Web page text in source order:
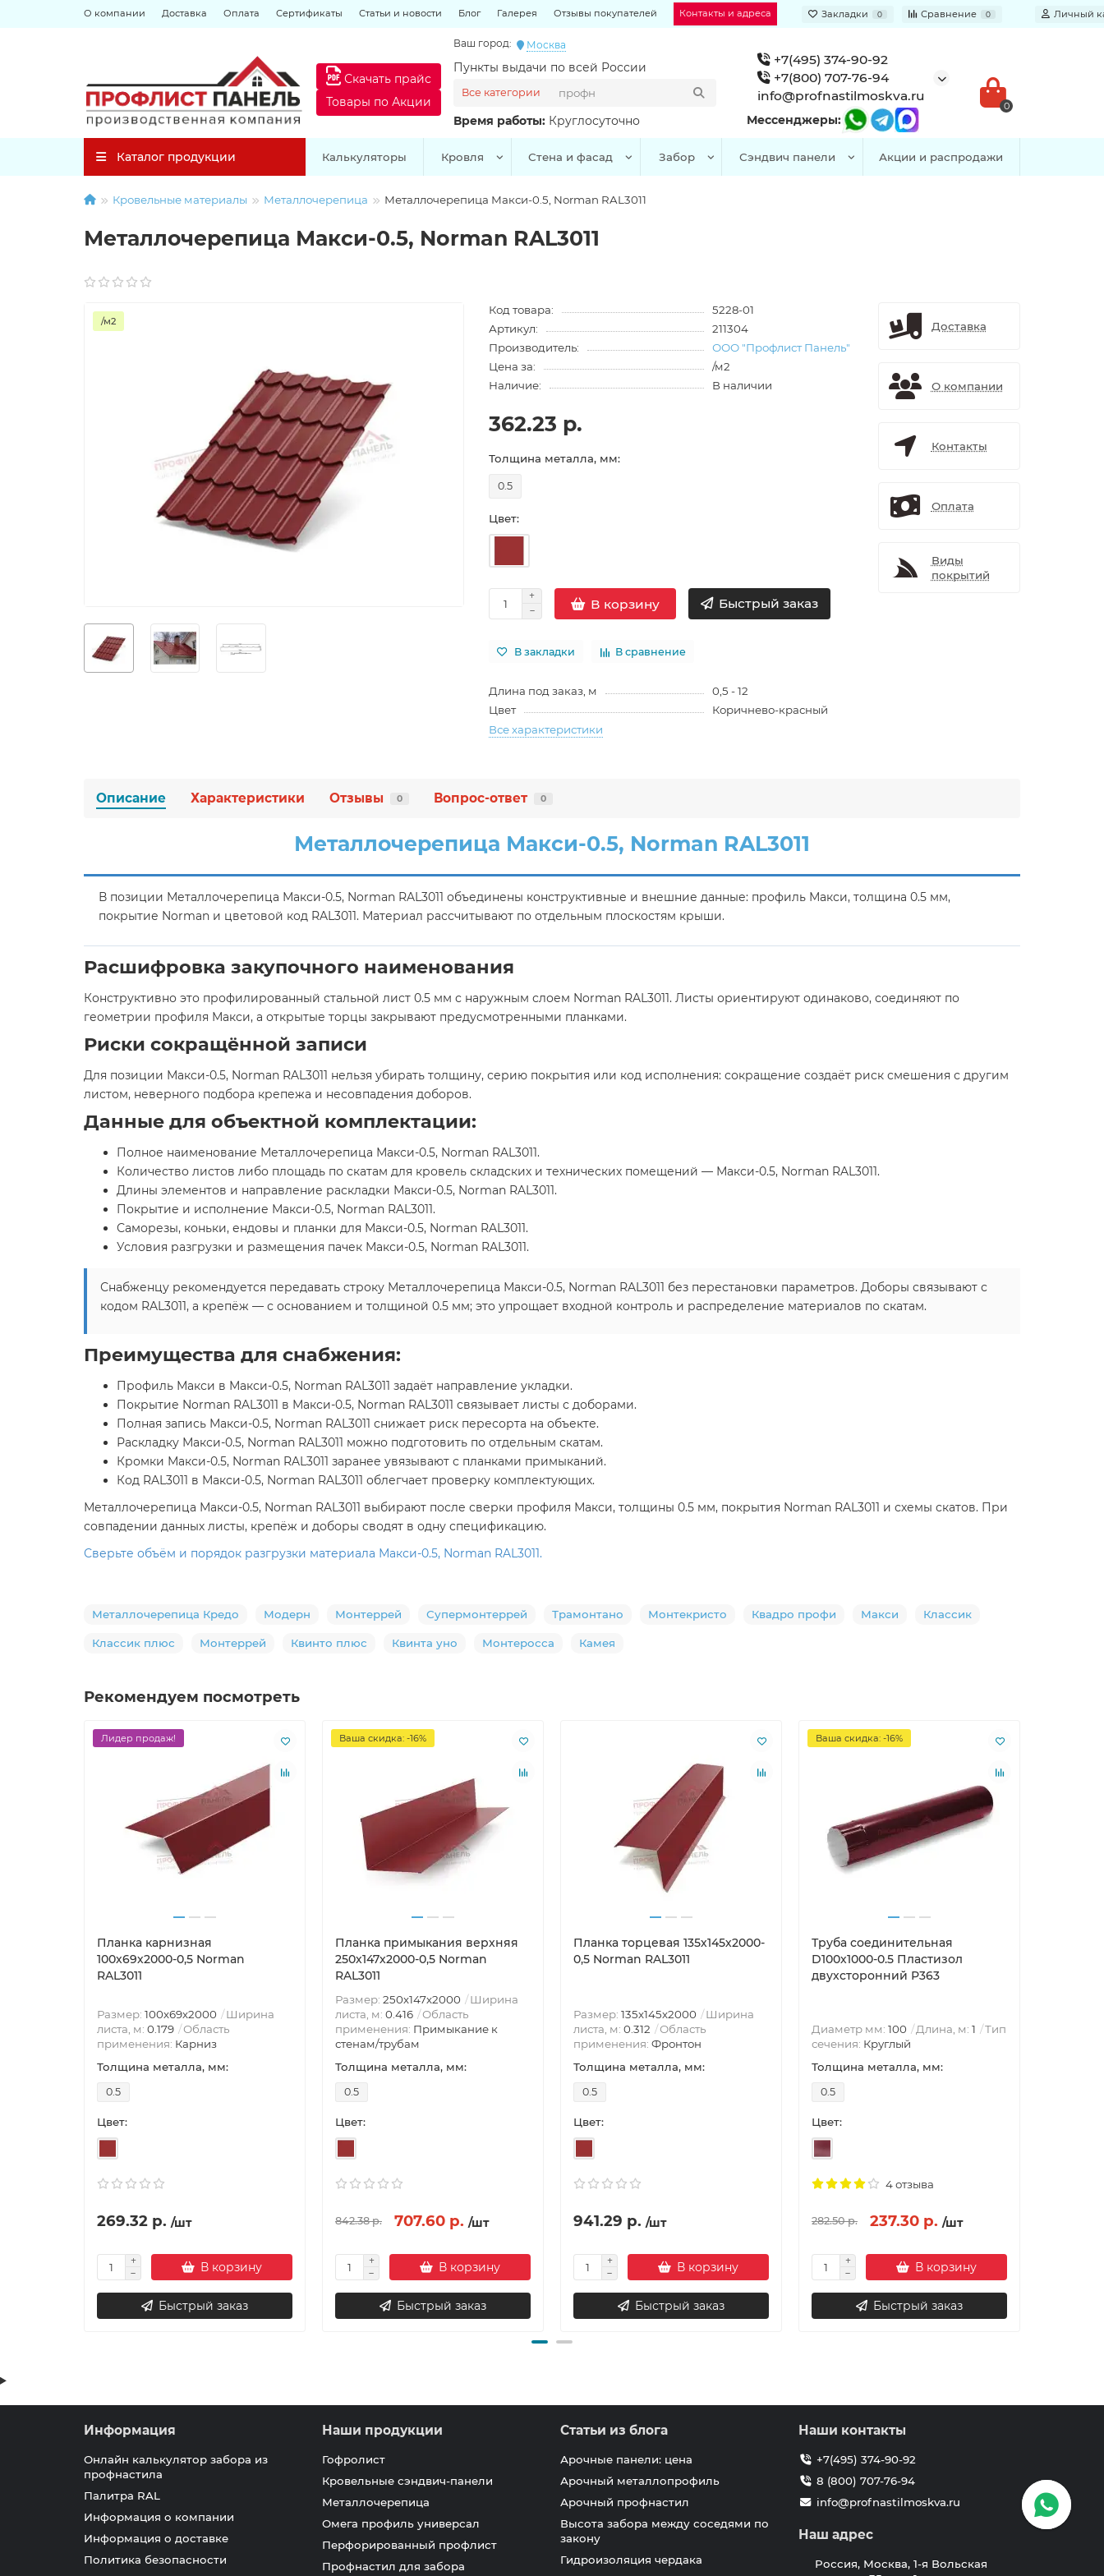
О компании Доставка Оплата Сертификаты Статьи и новости Блог Галерея Отзывы покупателей Контакты и адреса Закладки 0 Сравнение 0 Личный
Ваш город: Москва
Пункты выдачи по всей России
Время работы: Круглосуточно
Все категории
Скачать прайс
Товары по Акции
+7(495) 374-90-92
+7(800) 707-76-94
info@profnastilmoskva.ru
Мессенджеры:
0
Каталог продукции Калькуляторы Кровля Стена и фасад Забор Сэндвич панели Акции и распродажи
Кровельные материалы Металлочерепица Металлочерепица Макси-0.5, Norman RAL3011
Металлочерепица Макси-0.5, Norman RAL3011
/м2
Код товара:
5228-01
Артикул:
211304
Производитель:
ООО "Профлист Панель"
Цена за:
/м2
Наличие:
В наличии
362.23 р.
Толщина металла, мм:
0.5
Цвет:
В корзину Быстрый заказ
В закладки В сравнение
Длина под заказ, м
0,5 - 12
Цвет
Коричнево-красный
Все характеристики
Доставка
О компании
Контакты
Оплата
Виды
покрытий
Описание Характеристики Отзывы 0 Вопрос-ответ 0
Металлочерепица Макси-0.5, Norman RAL3011
В позиции Металлочерепица Макси-0.5, Norman RAL3011 объединены конструктивные и внешние данные: профиль Макси, толщина 0.5 мм,
покрытие Norman и цветовой код RAL3011. Материал рассчитывают по отдельным плоскостям крыши.
Расшифровка закупочного наименования
Конструктивно это профилированный стальной лист 0.5 мм с наружным слоем Norman RAL3011. Листы ориентируют одинаково, соединяют по
геометрии профиля Макси, а открытые торцы закрывают предусмотренными планками.
Риски сокращённой записи
Для позиции Макси-0.5, Norman RAL3011 нельзя убирать толщину, серию покрытия или код исполнения: сокращение создаёт риск смешения с другим
листом, неверного подбора крепежа и несовпадения доборов.
Данные для объектной комплектации:
Полное наименование Металлочерепица Макси-0.5, Norman RAL3011.
Количество листов либо площадь по скатам для кровель складских и технических помещений — Макси-0.5, Norman RAL3011.
Длины элементов и направление раскладки Макси-0.5, Norman RAL3011.
Покрытие и исполнение Макси-0.5, Norman RAL3011.
Саморезы, коньки, ендовы и планки для Макси-0.5, Norman RAL3011.
Условия разгрузки и размещения пачек Макси-0.5, Norman RAL3011.
Снабженцу рекомендуется передавать строку Металлочерепица Макси-0.5, Norman RAL3011 без перестановки параметров. Доборы связывают с
кодом RAL3011, а крепёж — с основанием и толщиной 0.5 мм; это упрощает входной контроль и распределение материалов по скатам.
Преимущества для снабжения:
Профиль Макси в Макси-0.5, Norman RAL3011 задаёт направление укладки.
Покрытие Norman RAL3011 в Макси-0.5, Norman RAL3011 связывает листы с доборами.
Полная запись Макси-0.5, Norman RAL3011 снижает риск пересорта на объекте.
Раскладку Макси-0.5, Norman RAL3011 можно подготовить по отдельным скатам.
Кромки Макси-0.5, Norman RAL3011 заранее увязывают с планками примыканий.
Код RAL3011 в Макси-0.5, Norman RAL3011 облегчает проверку комплектующих.
Металлочерепица Макси-0.5, Norman RAL3011 выбирают после сверки профиля Макси, толщины 0.5 мм, покрытия Norman RAL3011 и схемы скатов. При
совпадении данных листы, крепёж и доборы сводят в одну спецификацию.
Сверьте объём и порядок разгрузки материала Макси-0.5, Norman RAL3011.
Металлочерепица Кредо Модерн Монтеррей Супермонтеррей Трамонтано Монтекристо Квадро профи Макси Классик
Классик плюс Монтеррей Квинто плюс Квинта уно Монтеросса Камея
Рекомендуем посмотреть
Лидер продаж!
Планка карнизная
100х69х2000-0,5 Norman
RAL3011
Размер: 100х69х2000
Ширина
листа, м: 0.179
Область
применения: Карниз
Толщина металла, мм:
0.5
Цвет:
269.32 р. /шт
В корзину
Быстрый заказ
Ваша скидка: -16%
Планка примыкания верхняя
250х147х2000-0,5 Norman
RAL3011
Размер: 250х147х2000
Ширина
листа, м: 0.416
Область
применения: Примыкание к
стенам/трубам
Толщина металла, мм:
0.5
Цвет:
842.38 р. 707.60 р. /шт
В корзину
Быстрый заказ
Планка торцевая 135х145х2000-
0,5 Norman RAL3011
Размер: 135х145х2000
Ширина
листа, м: 0.312
Область
применения: Фронтон
Толщина металла, мм:
0.5
Цвет:
941.29 р. /шт
В корзину
Быстрый заказ
Ваша скидка: -16%
Труба соединительная
D100х1000-0.5 Пластизол
двухсторонний Р363
Диаметр мм: 100 Длина, м: 1
Тип
сечения: Круглый
Толщина металла, мм:
0.5
Цвет:
4 отзыва
282.50 р. 237.30 р. /шт
В корзину
Быстрый заказ
Информация
Онлайн калькулятор забора из
профнастила
Палитра RAL
Информация о компании
Информация о доставке
Политика безопасности
Наши продукции
Гофролист
Кровельные сэндвич-панели
Металлочерепица
Омега профиль универсал
Перфорированный профлист
Профнастил для забора
Статьи из блога
Арочные панели: цена
Арочный металлопрофиль
Арочный профнастил
Высота забора между соседями по
закону
Гидроизоляция чердака
Наши контакты
+7(495) 374-90-92
8 (800) 707-76-94
info@profnastilmoskva.ru
Наш адрес
Россия, Москва, 1-я Вольская